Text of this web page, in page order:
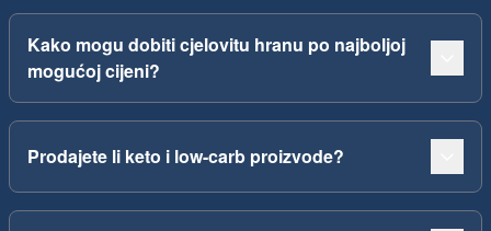
Kako mogu dobiti cjelovitu hranu po najboljoj
mogućoj cijeni?
Prodajete li keto i low-carb proizvode?